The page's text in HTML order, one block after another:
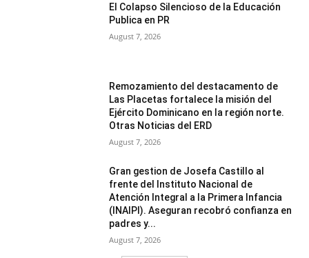
El Colapso Silencioso de la Educación
Publica en PR
August 7, 2026
Remozamiento del destacamento de
Las Placetas fortalece la misión del
Ejército Dominicano en la región norte.
Otras Noticias del ERD
August 7, 2026
Gran gestion de Josefa Castillo al
frente del Instituto Nacional de
Atención Integral a la Primera Infancia
(INAIPI). Aseguran recobró confianza en
padres y...
August 7, 2026